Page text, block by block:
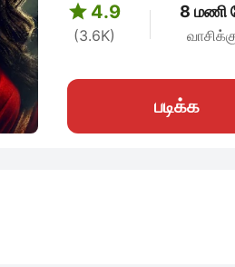
 4.9
(3.6K)
8 மணி
படிக்க